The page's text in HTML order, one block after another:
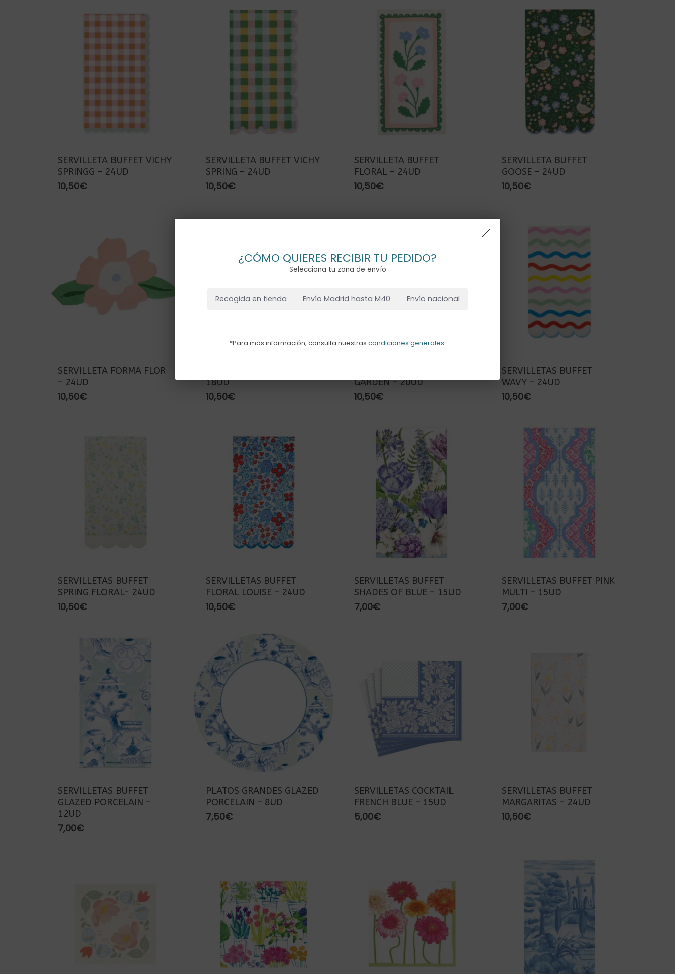
NO HAY PRODUCTOS EN EL CARRITO.
SERVILLETA BUFFET VICHY
SPRINGG – 24UD
10,50€
SERVILLETA BUFFET VICHY
SPRING – 24UD
10,50€
SERVILLETA BUFFET
FLORAL – 24UD
10,50€
SERVILLETA BUFFET
GOOSE – 24UD
10,50€
SERVILLETA FORMA FLOR
– 24UD
10,50€
18UD
10,50€
GARDEN – 20UD
10,50€
SERVILLETAS BUFFET
WAVY – 24UD
10,50€
SERVILLETAS BUFFET
SPRING FLORAL- 24UD
10,50€
SERVILLETAS BUFFET
FLORAL LOUISE – 24UD
10,50€
SERVILLETAS BUFFET
SHADES OF BLUE – 15UD
7,00€
SERVILLETAS BUFFET PINK
MULTI – 15UD
7,00€
SERVILLETAS BUFFET
GLAZED PORCELAIN –
12UD
7,00€
PLATOS GRANDES GLAZED
PORCELAIN – 8UD
7,50€
SERVILLETAS COCKTAIL
FRENCH BLUE – 15UD
5,00€
SERVILLETAS BUFFET
MARGARITAS – 24UD
10,50€
¿CÓMO QUIERES RECIBIR TU PEDIDO?
Selecciona tu zona de envío
Recogida en tienda Envío Madrid hasta M40 Envío nacional
*Para más información, consulta nuestras condiciones generales.